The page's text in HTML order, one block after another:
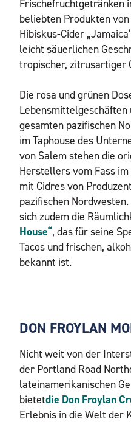
Frischefruchtgetränken
beliebten Produkten
Hibiskus-Cider
leicht säuerlichen
tropischer, zitrusartiger
Die rosa und grünen
gesamten pazifischen
im Taphouse des
von Salem stehen die
Herstellers vom Fass
mit Cidres von
pazifischen
sich zudem die
House“, das für seine
Tacos und frischen,
bekannt ist.
DON FROYLAN
Nicht weit von der
der Portland Road
lateinamerikanischen
bietetdie Don Froylan
Erlebnis in die Welt der